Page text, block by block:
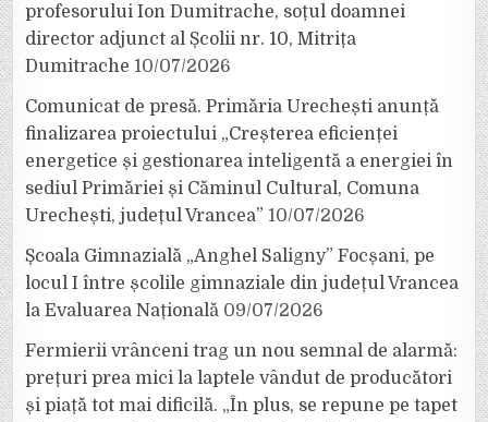
profesorului Ion Dumitrache, soțul doamnei
director adjunct al Școlii nr. 10, Mitrița
Dumitrache 10/07/2026
Comunicat de presă. Primăria Urechești anunță
finalizarea proiectului „Creșterea eficienței
energetice și gestionarea inteligentă a energiei în
sediul Primăriei și Căminul Cultural, Comuna
Urechești, județul Vrancea” 10/07/2026
Școala Gimnazială „Anghel Saligny” Focșani, pe
locul I între școlile gimnaziale din județul Vrancea
la Evaluarea Națională 09/07/2026
Fermierii vrânceni trag un nou semnal de alarmă:
prețuri prea mici la laptele vândut de producători
și piață tot mai dificilă. „În plus, se repune pe tapet